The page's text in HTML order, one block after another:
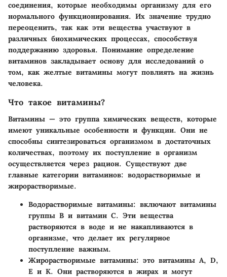
соединения, которые необходимы организму для его
нормального функционирования. Их значение трудно
переоценить, так как эти вещества участвуют в
различных биохимических процессах, способствуя
поддержанию здоровья. Понимание определение
витаминов закладывает основу для исследований о
том, как желтые витамины могут повлиять на жизнь
человека.
Что такое витамины?
Витамины — это группа химических веществ, которые
имеют уникальные особенности и функции. Они не
способны синтезироваться организмом в достаточных
количествах, поэтому их поступление в организм
осуществляется через рацион. Существуют две
главные категории витаминов: водорастворимые и
жирорастворимые.
Водорастворимые витамины: включают витамины
группы B и витамин C. Эти вещества
растворяются в воде и не накапливаются в
организме, что делает их регулярное
поступление важным.
Жирорастворимые витамины: это витамины A, D,
E и K. Они растворяются в жирах и могут